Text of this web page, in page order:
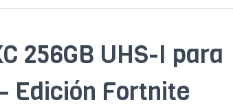
256GB UHS-I para
Edición Fortnite